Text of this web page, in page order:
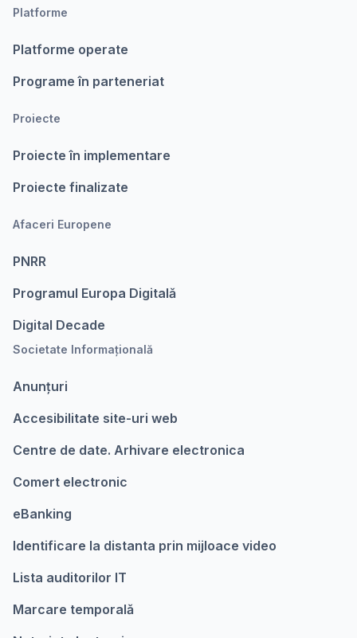
Platforme
Platforme operate
Programe în parteneriat
Proiecte
Proiecte în implementare
Proiecte finalizate
Afaceri Europene
PNRR
Programul Europa Digitalǎ
Digital Decade
Societate Informațională
Anunțuri
Accesibilitate site-uri web
Centre de date. Arhivare electronica
Comert electronic
eBanking
Identificare la distanta prin mijloace video
Lista auditorilor IT
Marcare temporalǎ